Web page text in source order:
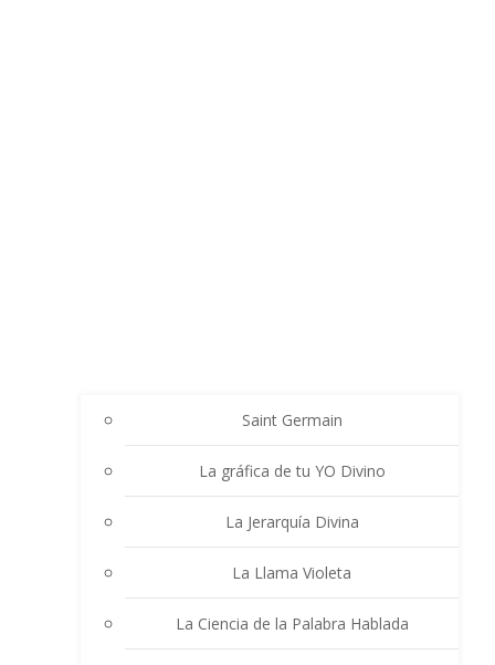
Saint Germain
La gráfica de tu YO Divino
La Jerarquía Divina
La Llama Violeta
La Ciencia de la Palabra Hablada